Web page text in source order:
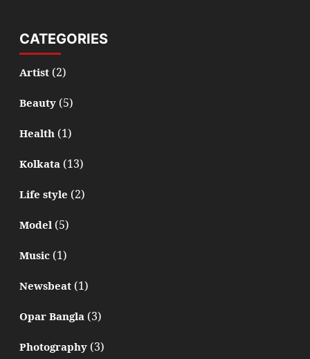
CATEGORIES
Artist(2)
Beauty(5)
Health(1)
Kolkata(13)
Life style (2)
Model(5)
Music(1)
Newsbeat(1)
Opar Bangla(3)
Photography(3)